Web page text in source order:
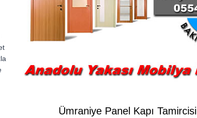
Ümraniye Panel Kapı Tamircisi